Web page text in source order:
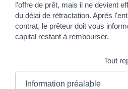
l'offre de prêt, mais il ne devient
du délai de rétractation. Après
contrat, le prêteur doit vous
capital restant à rembourser.
Tout
Information préalable